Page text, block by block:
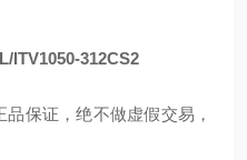
ITV1050-312CS2
保证，绝不做虚假交易，